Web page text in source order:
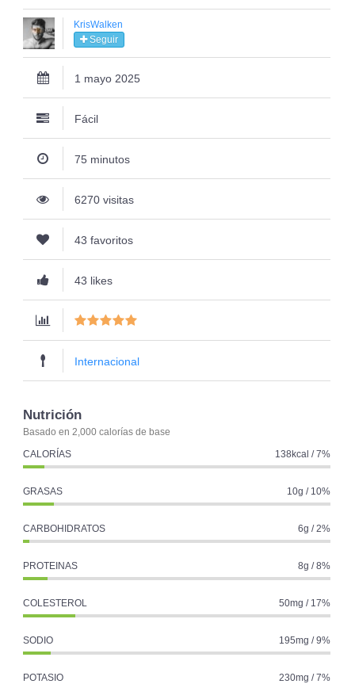
KrisWalken
Seguir
1 mayo 2025
Fácil
75 minutos
6270 visitas
43 favoritos
43 likes
Internacional
Nutrición
Basado en 2,000 calorías de base
CALORÍAS
138kcal / 7%
GRASAS 10g / 10%
CARBOHIDRATOS 6g / 2%
PROTEINAS 8g / 8%
COLESTEROL 50mg / 17%
SODIO 195mg / 9%
POTASIO 230mg / 7%